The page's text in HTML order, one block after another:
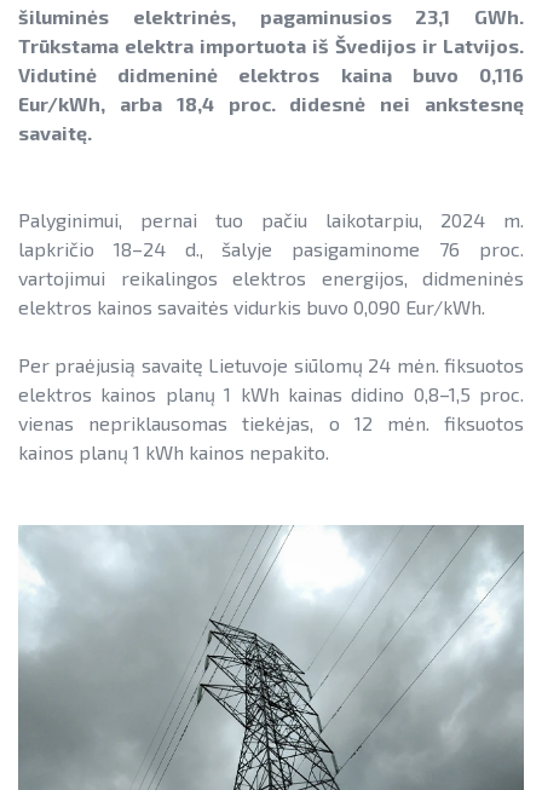
AEI transporte
Informacija apie AEI sistemas ir
įrenginius
Savivaldybių AIE naudojimo plėtros
veiksmų planai
Rekomendacijos saulės elektrinėms
Procedūros ir leidimai
Leidiniai
Kelių transporto sektorius
Šilumos energijos ir biokuro sektorius
ENSMOV Plus
PA Energy
CompositeCircle
StreamSAVEplus
»Projektų archyvas«
EVE didinimo veiksmų planas
Pažangos įgyvendinant EVE tikslus
Energijos vartojimo auditas
EVE skatinimo ir viešinimo darbai
Viešuosius interesus atitinkančių
paslaugų diferencijavimas
Viešųjų pastatų atnaujinimas
šiluminės elektrinės, pagaminusios 23,1 GWh.
Trūkstama elektra importuota iš Švedijos ir Latvijos.
Vidutinė didmeninė elektros kaina buvo 0,116
Eur/kWh, arba 18,4 proc. didesnė nei ankstesnę
savaitę.
Palyginimui, pernai tuo pačiu laikotarpiu, 2024 m.
lapkričio 18–24 d.,
šalyje pasigaminome 76 proc.
vartojimui reikalingos elektros energijos, didmeninės
elektros kainos savaitės vidurkis buvo 0,090 Eur/kWh.
Per praėjusią savaitę Lietuvoje siūlomų 24 mėn. fiksuotos
elektros kainos planų 1 kWh kainas didino 0,8–1,5 proc.
vienas nepriklausomas tiekėjas, o 12 mėn. fiksuotos
kainos planų 1 kWh kainos nepakito.